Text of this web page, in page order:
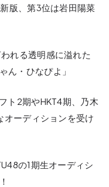
版、第3位は岩田陽菜
れる透明感に溢れた
ん・ひなぴよ」
ト2期やHKT4期、乃木
オーディションを受け
の1期生オーディシ